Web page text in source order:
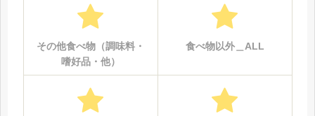
その他食べ物（調味料・
嗜好品・他）
食べ物以外＿ALL